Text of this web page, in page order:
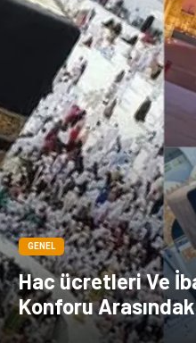
GENEL
Hac ücretleri Ve
Konforu